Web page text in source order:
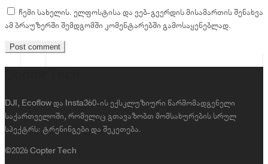
ჩემი სახელის. ელფოსტისა და ვებ-გვერდის მისამართის შენახვა
ამ ბრაუზერში შემდგომში კომენტარებში გამოსაყენებლად.
DJI, Ecoflow და Insta360-ის ექსკლუზიური წარმომადგენელი
საქართველოში, რომელიც გთავაზობთ მომსახურების სრულ
სპექტრს: ტრენინგები და შეკეთება.
©2026 Copter Tech